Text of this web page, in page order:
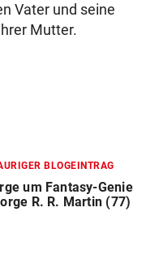
Vater und seine
Mutter.
BLOGEINTRAG
um Fantasy-Genie
R. R. Martin (77)